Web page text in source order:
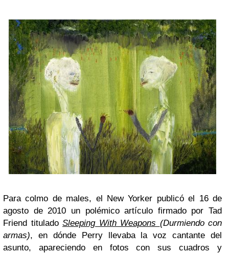
Para colmo de males, el New Yorker publicó el 16 de
agosto de 2010 un polémico artículo firmado por Tad
Friend titulado Sleeping With Weapons (Durmiendo con
armas), en dónde Perry llevaba la voz cantante del
asunto, apareciendo en fotos con sus cuadros y